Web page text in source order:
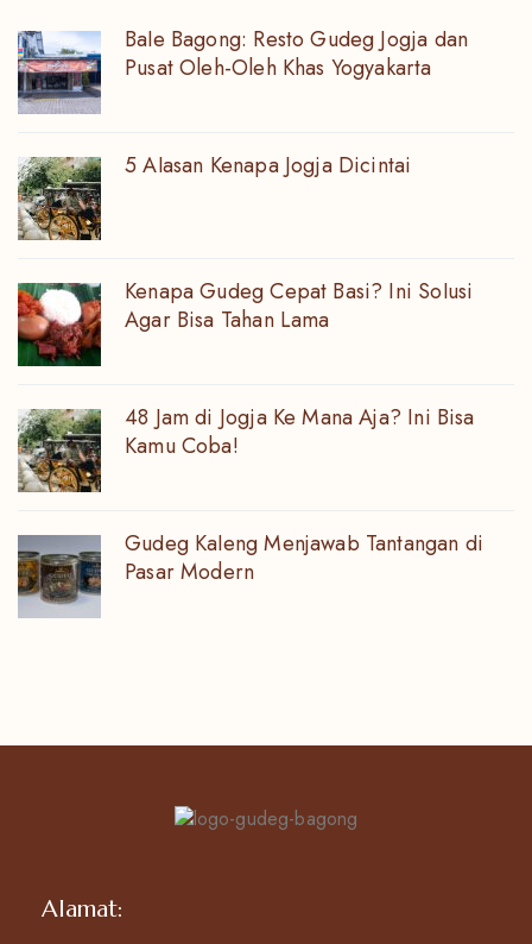
Bale Bagong: Resto Gudeg Jogja dan
Pusat Oleh-Oleh Khas Yogyakarta
5 Alasan Kenapa Jogja Dicintai
Kenapa Gudeg Cepat Basi? Ini Solusi
Agar Bisa Tahan Lama
48 Jam di Jogja Ke Mana Aja? Ini Bisa
Kamu Coba!
Gudeg Kaleng Menjawab Tantangan di
Pasar Modern
Alamat: